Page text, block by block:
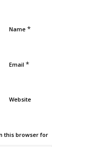
Name *
Email *
Website
this browser for